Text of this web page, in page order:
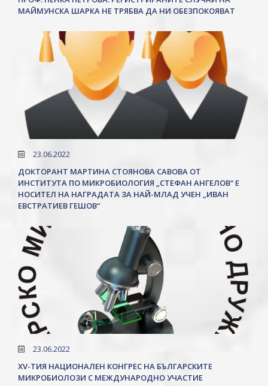
МАЙМУНСКА ШАРКА НЕ ТРЯБВА ДА НИ ОБЕЗПОКОЯВАТ
23.06.2022
ДОКТОРАНТ МАРТИНА СТОЯНОВА САВОВА ОТ
ИНСТИТУТА ПО МИКРОБИОЛОГИЯ „СТЕФАН АНГЕЛОВ“ Е
НОСИТЕЛ НА НАГРАДАТА ЗА НАЙ-МЛАД УЧЕН „ИВАН
ЕВСТРАТИЕВ ГЕШОВ“
23.06.2022
XV-ТИЯ НАЦИОНАЛЕН КОНГРЕС НА БЪЛГАРСКИТЕ
МИКРОБИОЛОЗИ С МЕЖДУНАРОДНО УЧАСТИЕ